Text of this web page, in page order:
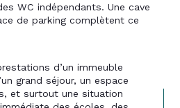
WC indépendants. Une cave
de parking complètent ce
d’un immeuble
grand séjour, un espace
et surtout une situation